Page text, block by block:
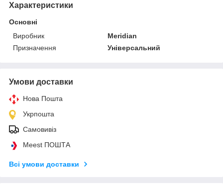
Характеристики
Основні
Виробник
Meridian
Призначення
Універсальний
Умови доставки
Нова Пошта
Укрпошта
Самовивіз
Meest ПОШТА
Всі умови доставки